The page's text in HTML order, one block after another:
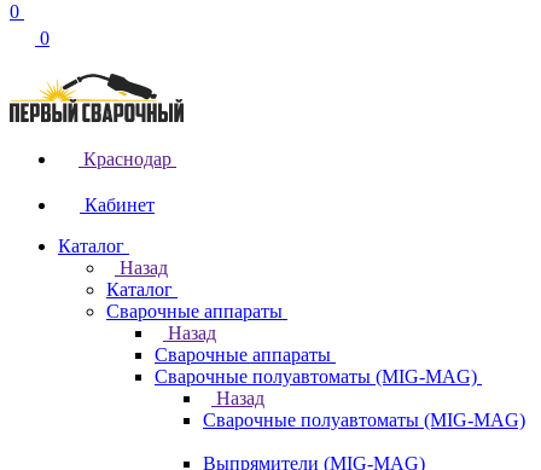
0
0
Краснодар
Кабинет
Каталог
Назад
Каталог
Сварочные аппараты
Назад
Сварочные аппараты
Сварочные полуавтоматы (MIG-MAG)
Назад
Сварочные полуавтоматы (MIG-MAG)
Выпрямители (MIG-MAG)